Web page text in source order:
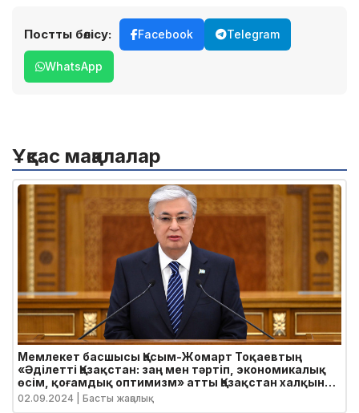
Постты бөлісу: Facebook Telegram
WhatsApp
Ұқсас мақалалар
Мемлекет басшысы Қасым-Жомарт Тоқаевтың
«Әділетті Қазақстан: заң мен тәртіп, экономикалық
өсім, қоғамдық оптимизм» атты Қазақстан халқына
Жолдауы
02.09.2024 | Басты жаңалық